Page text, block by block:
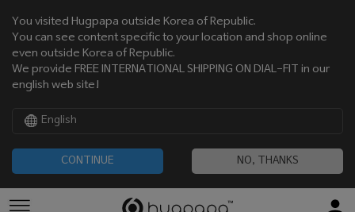
You visited Hugpapa outside Korea of Republic.
You can see content specific to your location and shop online
even outside Korea of Republic.
We provide FREE INTERNATIONAL SHIPPING ON DIAL-FIT in our
english web site!
English
CONTINUE NO, THANKS